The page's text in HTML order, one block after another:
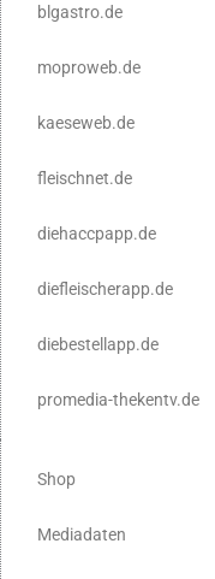
blgastro.de
moproweb.de
kaeseweb.de
fleischnet.de
diehaccpapp.de
diefleischerapp.de
diebestellapp.de
promedia-thekentv.de
Shop
Mediadaten